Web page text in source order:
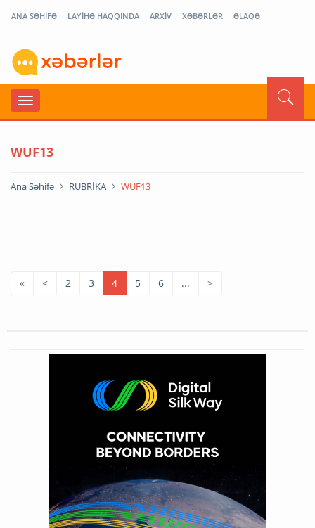
ANA SƏHİFƏ LAYİHƏ HAQQINDA ARXİV XƏBƏRLƏR ƏLAQƏ
WUF13
Ana Səhifə RUBRİKA WUF13
« < 2 3 4 5 6 ... >